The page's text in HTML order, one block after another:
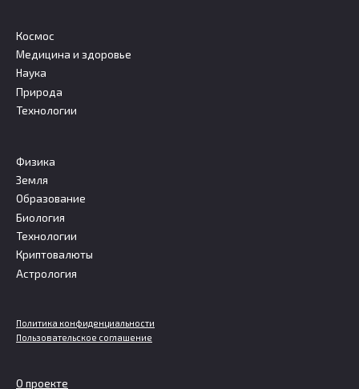
Космос
Медицина и здоровье
Наука
Природа
Технологии
Физика
Земля
Образование
Биология
Технологии
Криптовалюты
Астрология
Политика конфиденциальности
Пользовательское соглашение
О проекте